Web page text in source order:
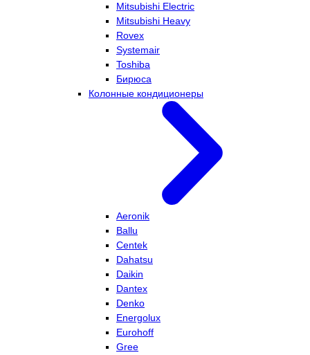
Mitsubishi Electric
Mitsubishi Heavy
Rovex
Systemair
Toshiba
Бирюса
Колонные кондиционеры
Aeronik
Ballu
Centek
Dahatsu
Daikin
Dantex
Denko
Energolux
Eurohoff
Gree